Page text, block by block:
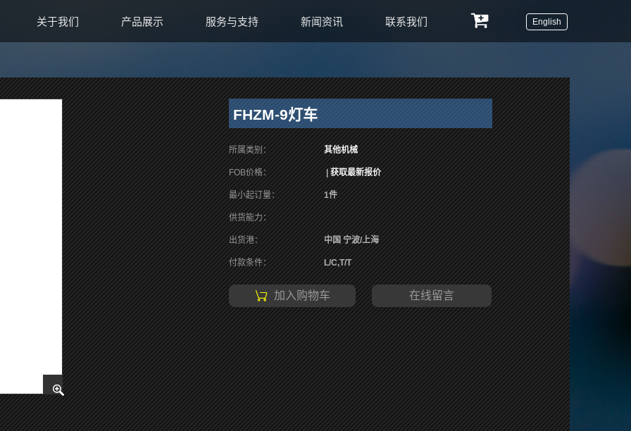
关于我们 产品展示 服务与支持 新闻资讯 联系我们 English
FHZM-9灯车
所属类别： 其他机械
FOB价格： |获取最新报价
最小起订量： 1件
供货能力：
出货港： 中国 宁波/上海
付款条件： L/C,T/T
加入购物车 在线留言